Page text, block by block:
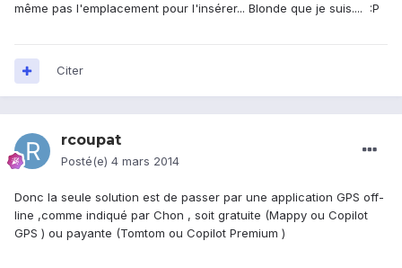
même pas l'emplacement pour l'insérer... Blonde que je suis.... :P
Citer
rcoupat
Posté(e) 4 mars 2014
Donc la seule solution est de passer par une application GPS off-
line ,comme indiqué par Chon , soit gratuite (Mappy ou Copilot
GPS ) ou payante (Tomtom ou Copilot Premium )